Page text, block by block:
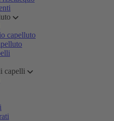
capelluto
capelli